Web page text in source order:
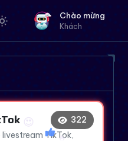
Chào mừng
Khách
TikTok,
324
😍 🔥
😍
😍